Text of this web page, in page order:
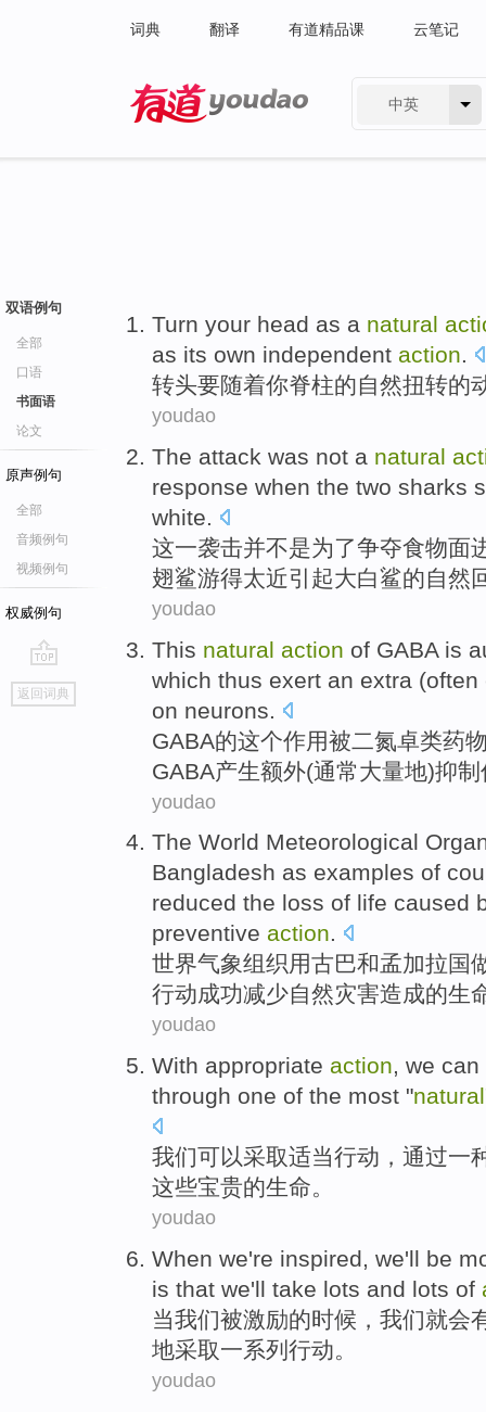
词典 翻译 有道精品课 云笔记
中英
双语例句
全部
口语
书面语
论文
原声例句
全部
音频例句
视频例句
权威例句
go
top
返回词典
Turn your head as a natural
as its own independent action.
转头要随着你脊柱的自然扭转的
youdao
The attack was not a natural
response when the two sharks
white.
这一袭击并不是为了争夺食物面
翅鲨游得太近引起大白鲨的自然
youdao
This natural action of GABA is
which thus exert an extra (often
on neurons
GABA的这个作用被二氮卓类药
GABA产生额外(通常大量地)抑制
youdao
The World Meteorological
Bangladesh as examples of
reduced the loss of life caused
preventive action.
世界气象组织用古巴和孟加拉国
行动成功减少自然灾害造成的生
youdao
With appropriate action, we can
through one of the most "natural
我们可以采取适当行动 ， 通过一
这些宝贵的生命。
youdao
When we're inspired, we'll be
is that we'll take lots and lots of
当我们被激励的时候，我们就会
地采取一系列行动。
youdao